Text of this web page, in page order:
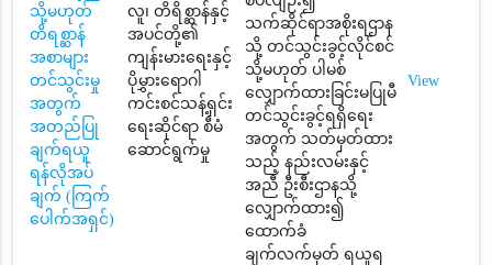
သို့မဟုတ်
တိရစ္ဆာန်
အစာများ
တင်သွင်းမှု
အတွက်
အတည်ပြု
ချက်ရယူ
ရန်လိုအပ်
ချက် (ကြက်
ပေါက်အရှင်)
လူ၊ တိရိစ္ဆာန်နှင့်
အပင်တို့၏
ကျန်းမားရေးနှင့်
ပိုမွှားရောဂါ
ကင်းစင်သန့်ရှင်း
ရေးဆိုင်ရာ စီမံ
ဆောင်ရွက်မှု
သက်ဆိုင်ရာအစိုးရဌာန
သို့ တင်သွင်းခွင့်လိုင်စင်
သို့မဟုတ် ပါမစ်
လျှောက်ထားခြင်းမပြုမီ
တင်သွင်းခွင့်ရရှိရေး
အတွက် သတ်မှတ်ထား
သည့် နည်းလမ်းနှင့်
အညီ ဦးစီးဌာနသို့
လျှောက်ထား၍
ထောက်ခံ
ချက်လက်မှတ် ရယူရ
View